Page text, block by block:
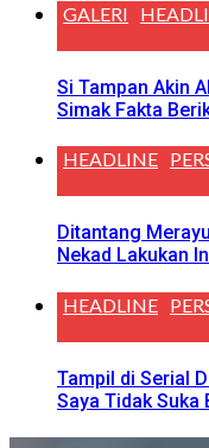
GALERI
Si Tampan Akin
Simak Fakta
HEADLINE
Ditantang
Nekad Lakukan
HEADLINE
Tampil di Serial
Saya Tidak Suka